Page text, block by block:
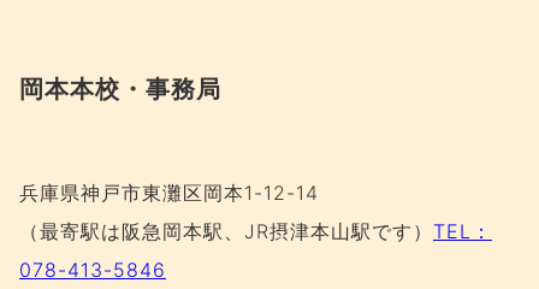
岡本本校・事務局
兵庫県神戸市東灘区岡本1-12-14
（最寄駅は阪急岡本駅、JR摂津本山駅です） TEL：
078-413-5846